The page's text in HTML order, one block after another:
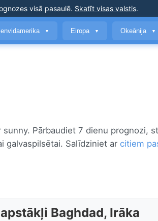
visā pasaulē. Skatīt visas valstis.
▼ Eiropa ▼ Okeānija ▼
sunny. Pārbaudiet 7 dienu prognozi,
galvaspilsētai. Salīdziniet ar citiem
Baghdad, Irāka